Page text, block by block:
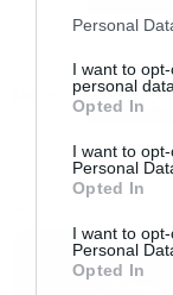
Please note that
not limited to
grant or deny
use your data for
consent section.
Personal
I want to
personal data.
Opted In
I want to
Personal
Opted In
I want to
Personal
Opted In
αλλάξω πότε
Η απάντηση
Τάκη, Τάκη,
ASK